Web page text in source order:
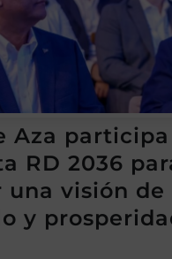
Aza participa
RD 2036
una visión de
y